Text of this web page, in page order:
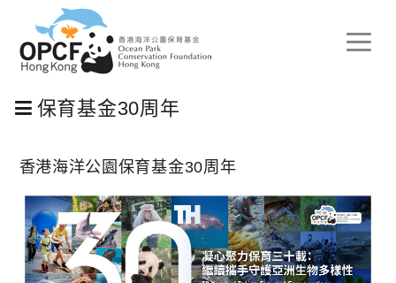
Toggle
保育基金30周年
香港海洋公園保育基金30周年